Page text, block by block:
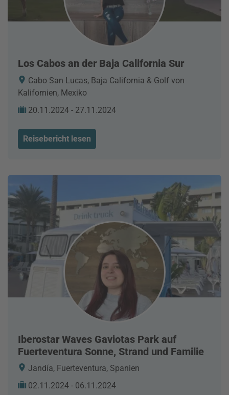
Los Cabos an der Baja California Sur
Cabo San Lucas, Baja California & Golf von
Kalifornien, Mexiko
20.11.2024 - 27.11.2024
Reisebericht lesen
Iberostar Waves Gaviotas Park auf
Fuerteventura Sonne, Strand und Familie
Jandía, Fuerteventura, Spanien
02.11.2024 - 06.11.2024